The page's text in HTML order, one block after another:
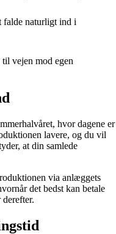
falde naturligt ind i
vejen mod egen
hvor dagene er
lavere, og du vil
at din samlede
via anlæggets
det bedst kan betale